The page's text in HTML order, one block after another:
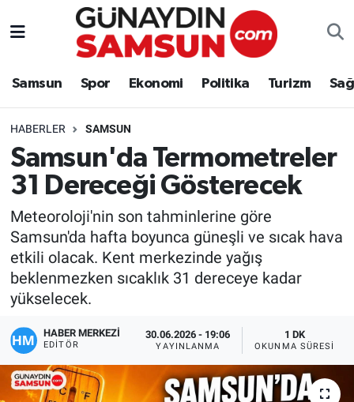
Samsun Spor Ekonomi Politika Turizm
HABERLER SAMSUN
Samsun'da Termometreler
31 Dereceği Gösterecek
Meteoroloji'nin son tahminlerine göre
Samsun'da hafta boyunca güneşli ve sıcak hava
etkili olacak. Kent merkezinde yağış
beklenmezken sıcaklık 31 dereceye kadar
yükselecek.
HABER MERKEZİ
EDITÖR
30.06.2026 - 19:06
YAYINLANMA
1 DK
OKUNMA SÜRESI
Samsun
Politika
Turizm
Sağlık
Eğitim
Yaşam
Kültür Sanat
Nöbetçi Eczaneler
Süper Lig Puan Durumu ve Fikstür
Tüm Manşetler
Son Dakika Haberleri
Haber Arşivi